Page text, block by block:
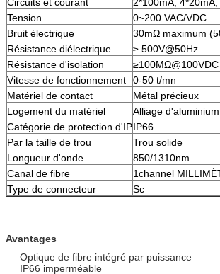
Tension
0~200 VAC/VDC
Bruit électrique
30mΩ maximum
Résistance diélectrique
≥ 500V@50Hz
Résistance d'isolation
≥100MΩ@100VDC
Vitesse de fonctionnement
0-50 t/mn
Matériel de contact
Métal précieux
Logement du matériel
Alliage
Catégorie de protection d'IPIP66
Par la taille de trou
Trou solide
Longueur d'onde
850/1310nm
Canal de fibre
1channel
Type de connecteur
Sc
Avantages
Optique de fibre intégré par puissance
IP66 imperméable